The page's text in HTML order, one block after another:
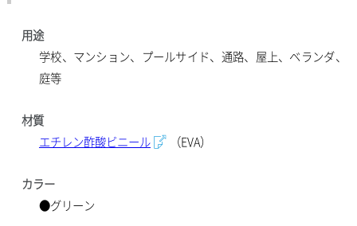
用途
学校、マンション、プールサイド、通路、屋上、ベランダ、
庭等
材質
エチレン酢酸ビニール
（EVA）
カラー
●グリーン